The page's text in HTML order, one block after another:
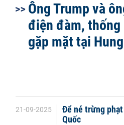
Ông Trump và
điện đàm, thống
gặp mặt tại
21-09-2025
Để né trừng phạt
Quốc